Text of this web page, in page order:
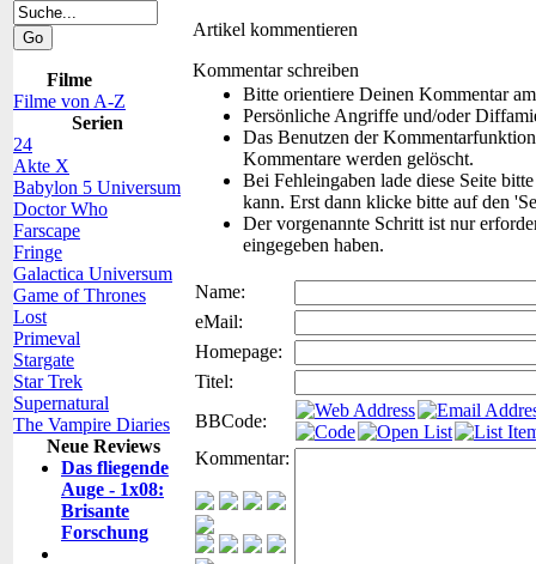
Filme
Filme von A-Z
Serien
24
Akte X
Babylon 5 Universum
Doctor Who
Farscape
Fringe
Galactica Universum
Game of Thrones
Lost
Primeval
Stargate
Star Trek
Supernatural
The Vampire Diaries
Neue Reviews
Das fliegende
Auge - 1x08:
Brisante
Forschung
Artikel kommentieren
Kommentar schreiben
Bitte orientiere Deinen Kommentar
Persönliche Angriffe und/oder
Das Benutzen der
Kommentare werden gelöscht.
Bei Fehleingaben lade diese Seite
kann. Erst dann klicke bitte auf den
Der vorgenannte Schritt ist nur
eingegeben haben.
Name:
eMail:
Homepage:
Titel:
BBCode:
Kommentar: